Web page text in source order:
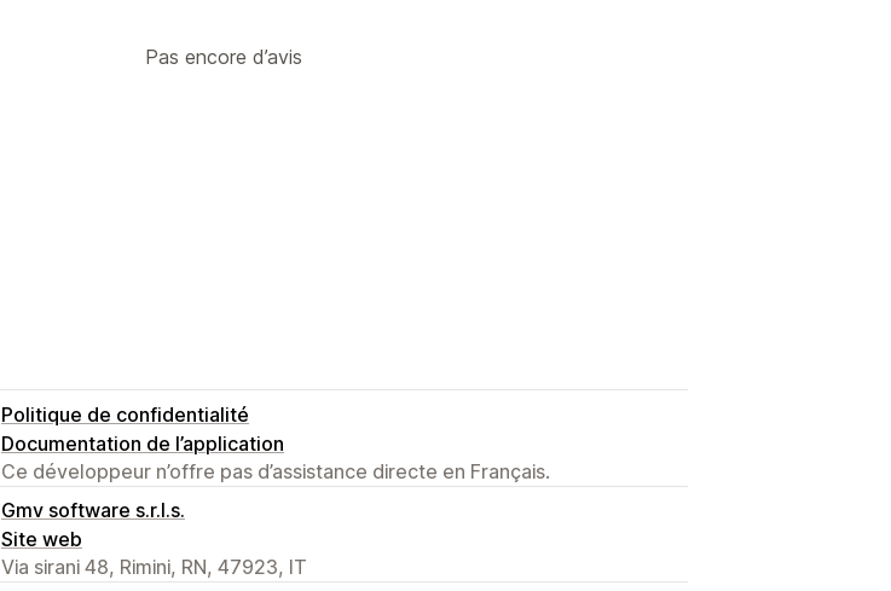
Pas encore d’avis
Politique de confidentialité
Documentation de l’application
Ce développeur n’offre pas d’assistance directe en Français.
Gmv software s.r.l.s.
Site web
Via sirani 48, Rimini, RN, 47923, IT